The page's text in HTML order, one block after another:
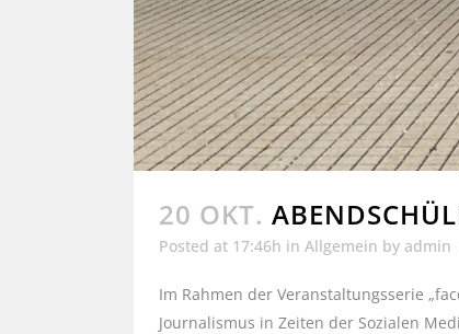
20 OKT.
Posted at 17:46h in Allgemein by admin
Im Rahmen der Veranstaltungsserie
Journalismus in Zeiten der Sozialen